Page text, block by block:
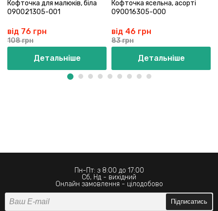
Кофточка для малюків, біла
090021305-001
від 76 грн
108 грн
Детальніше
Кофточка ясельна, асорті
090016305-000
від 46 грн
83 грн
Детальніше
Пн-Пт: з 8:00 до 17:00
Сб, Нд - вихідний
Онлайн замовлення - цілодобово
Підписатись